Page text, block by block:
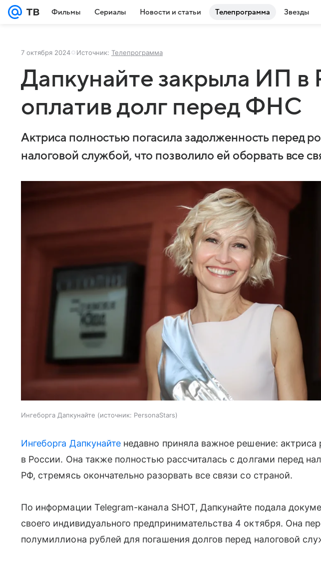
Фильмы Сериалы Новости и статьи Телепрограмма Звезды
7 октября 2024 Источник: Телепрограмма
Дапкунайте закрыла ИП в
оплатив долг перед ФНС
Актриса полностью погасила задолженность перед
налоговой службой, что позволило ей оборвать все
Ингеборга Дапкунайте источник: PersonaStars
Ингеборга Дапкунайте недавно приняла важное решение:
в России. Она также полностью рассчиталась с долгами перед
РФ, стремясь окончательно разорвать все связи со страной.
По информации Telegram-канала SHOT, Дапкунайте подала
своего индивидуального предпринимательства 4 октября. Она
полумиллиона рублей для погашения долгов перед налоговой